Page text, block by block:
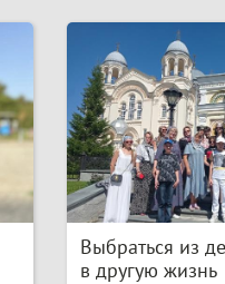
Выбраться из
в другую жизнь